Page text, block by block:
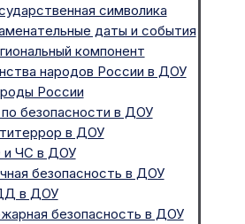
символика
даты и события
компонент
народов России в ДОУ
России
безопасности в ДОУ
в ДОУ
и ЧС в ДОУ
безопасность в ДОУ
в ДОУ
безопасность в ДОУ